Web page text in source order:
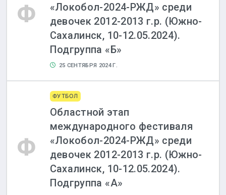
Ф
«Локобол-2024-РЖД» среди
девочек 2012-2013 г.р. (Южно-
Сахалинск, 10-12.05.2024).
Подгруппа «Б»
25 СЕНТЯБРЯ 2024 Г.
Ф
ФУТБОЛ
Областной этап
международного фестиваля
«Локобол-2024-РЖД» среди
девочек 2012-2013 г.р. (Южно-
Сахалинск, 10-12.05.2024).
Подгруппа «А»